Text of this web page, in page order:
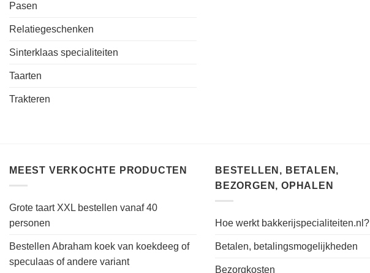
Pasen
Relatiegeschenken
Sinterklaas specialiteiten
Taarten
Trakteren
MEEST VERKOCHTE PRODUCTEN
Grote taart XXL bestellen vanaf 40
personen
Bestellen Abraham koek van koekdeeg of
speculaas of andere variant
BESTELLEN, BETALEN,
BEZORGEN, OPHALEN
Hoe werkt bakkerijspecialiteiten.nl?
Betalen, betalingsmogelijkheden
Bezorgkosten